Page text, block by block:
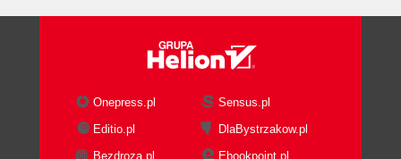
Onepress.pl
Sensus.pl
Editio.pl
DlaBystrzakow.pl
Bezdroza.pl
Ebookpoint.pl